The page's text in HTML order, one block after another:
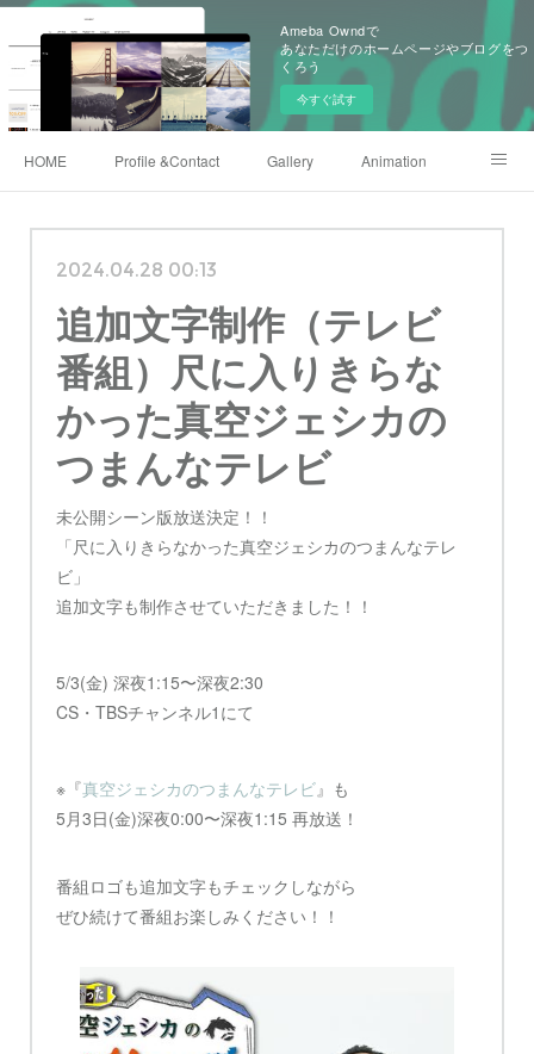
Ameba Owndで
あなただけのホームページやブログをつ
くろう
今すぐ試す
HOME Profile &Contact Gallery Animation
2024.04.28 00:13
追加文字制作（テレビ
番組）尺に入りきらな
かった真空ジェシカの
つまんなテレビ
未公開シーン版放送決定！！
「尺に入りきらなかった真空ジェシカのつまんなテレ
ビ」
追加文字も制作させていただきました！！
5/3(金) 深夜1:15〜深夜2:30
CS・TBSチャンネル1にて
※『真空ジェシカのつまんなテレビ』も
5月3日(金)深夜0:00〜深夜1:15 再放送！
番組ロゴも追加文字もチェックしながら
ぜひ続けて番組お楽しみください！！